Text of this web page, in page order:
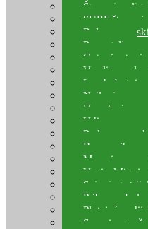
Štapovi za
SURF štapovi
Role za
Parangali
Gotovi setovi
Varalice za
Lov hobotnice
Najloni za more
Upredenice
Udice za more
Perle za
Brum prihrana
Mamci za
Vertical
Spinning
Pribor za
Plutajuća
Sonari za